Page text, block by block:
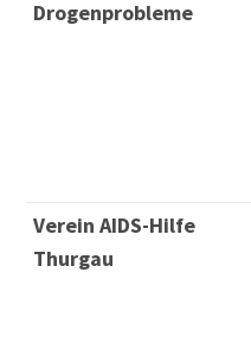
Drogenprobleme
Verein AIDS-Hilfe
Thurgau